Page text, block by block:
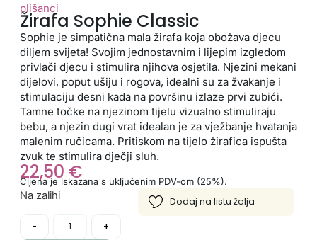
plišanci
Žirafa Sophie Classic
Sophie je simpatična mala žirafa koja obožava djecu
diljem svijeta! Svojim jednostavnim i lijepim izgledom
privlači djecu i stimulira njihova osjetila. Njezini mekani
dijelovi, poput ušiju i rogova, idealni su za žvakanje i
stimulaciju desni kada na površinu izlaze prvi zubići.
Tamne točke na njezinom tijelu vizualno stimuliraju
bebu, a njezin dugi vrat idealan je za vježbanje hvatanja
malenim ručicama. Pritiskom na tijelo žirafica ispušta
zvuk te stimulira dječji sluh.
22,50 €
Cijena je iskazana s uključenim PDV-om (25%).
Na zalihi
- +